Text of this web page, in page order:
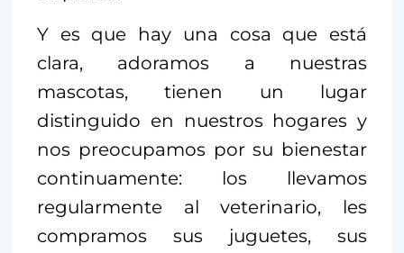
Y es que hay una cosa que está
clara, adoramos a nuestras
mascotas, tienen un lugar
distinguido en nuestros hogares y
nos preocupamos por su bienestar
continuamente: los llevamos
regularmente al veterinario, les
compramos sus juguetes, sus